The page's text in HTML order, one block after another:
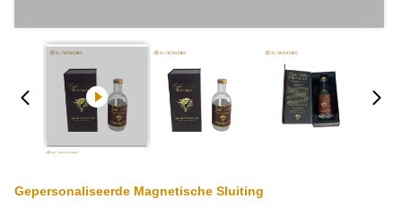
Gepersonaliseerde Magnetische Sluiting